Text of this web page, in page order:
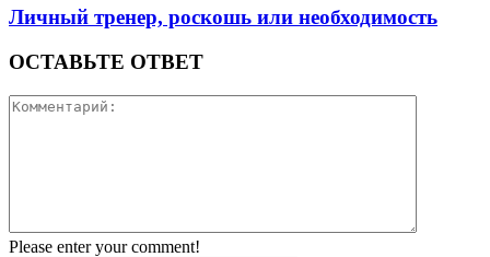
Личный тренер, роскошь или необходимость
ОСТАВЬТЕ ОТВЕТ
Please enter your comment!